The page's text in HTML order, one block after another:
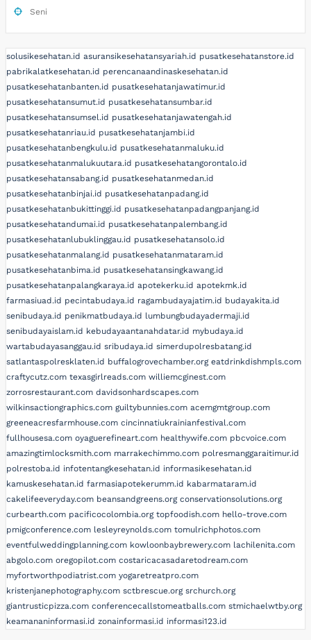
Seni
solusikesehatan.id asuransikesehatansyariah.id pusatkesehatanstore.id
pabrikalatkesehatan.id perencanaandinaskesehatan.id
pusatkesehatanbanten.id pusatkesehatanjawatimur.id
pusatkesehatansumut.id pusatkesehatansumbar.id
pusatkesehatansumsel.id pusatkesehatanjawatengah.id
pusatkesehatanriau.id pusatkesehatanjambi.id
pusatkesehatanbengkulu.id pusatkesehatanmaluku.id
pusatkesehatanmalukuutara.id pusatkesehatangorontalo.id
pusatkesehatansabang.id pusatkesehatanmedan.id
pusatkesehatanbinjai.id pusatkesehatanpadang.id
pusatkesehatanbukittinggi.id pusatkesehatanpadangpanjang.id
pusatkesehatandumai.id pusatkesehatanpalembang.id
pusatkesehatanlubuklinggau.id pusatkesehatansolo.id
pusatkesehatanmalang.id pusatkesehatanmataram.id
pusatkesehatanbima.id pusatkesehatansingkawang.id
pusatkesehatanpalangkaraya.id apotekerku.id apotekmk.id
farmasiuad.id pecintabudaya.id ragambudayajatim.id budayakita.id
senibudaya.id penikmatbudaya.id lumbungbudayadermaji.id
senibudayaislam.id kebudayaantanahdatar.id mybudaya.id
wartabudayasanggau.id sribudaya.id simerdupolresbatang.id
satlantaspolresklaten.id buffalogrovechamber.org eatdrinkdishmpls.com
craftycutz.com texasgirlreads.com williemcginest.com
zorrosrestaurant.com davidsonhardscapes.com
wilkinsactiongraphics.com guiltybunnies.com acemgmtgroup.com
greeneacresfarmhouse.com cincinnatiukrainianfestival.com
fullhousesa.com oyaguerefineart.com healthywife.com pbcvoice.com
amazingtimlocksmith.com marrakechimmo.com polresmanggaraitimur.id
polrestoba.id infotentangkesehatan.id informasikesehatan.id
kamuskesehatan.id farmasiapotekerumm.id kabarmataram.id
cakelifeeveryday.com beansandgreens.org conservationsolutions.org
curbearth.com pacificocolombia.org topfoodish.com hello-trove.com
pmigconference.com lesleyreynolds.com tomulrichphotos.com
eventfulweddingplanning.com kowloonbaybrewery.com lachilenita.com
abgolo.com oregopilot.com costaricacasadaretodream.com
myfortworthpodiatrist.com yogaretreatpro.com
kristenjanephotography.com sctbrescue.org srchurch.org
giantrusticpizza.com conferencecallstomeatballs.com stmichaelwtby.org
keamananinformasi.id zonainformasi.id informasi123.id